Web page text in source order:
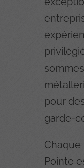
pour
garde-
Pointe